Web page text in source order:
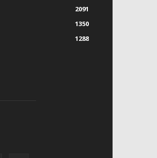
2091
1350
1288